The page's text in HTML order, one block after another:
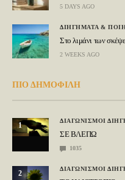
5 DAYS AGO
ΔΙΗΓΗΜΑΤΑ &
Στο λιμάνι των
2 WEEKS AGO
ΠΙΟ ΔΗΜΟΦΙΛΗ
1
ΔΙΑΓΩΝΙΣΜΟΙ
ΣΕ ΒΛΕΠΩ
1035
2
ΔΙΑΓΩΝΙΣΜΟΙ